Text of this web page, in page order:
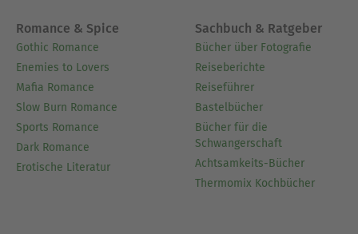
Romance & Spice
Gothic Romance
Enemies to Lovers
Mafia Romance
Slow Burn Romance
Sports Romance
Dark Romance
Erotische Literatur
Sachbuch & Ratgeber
Bücher über Fotografie
Reiseberichte
Reiseführer
Bastelbücher
Bücher für die
Schwangerschaft
Achtsamkeits-Bücher
Thermomix Kochbücher